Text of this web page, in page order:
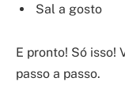
Sal a gosto
E pronto! Só isso!
passo a passo.